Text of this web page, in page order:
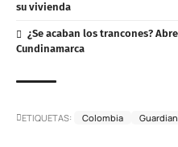
su vivienda
¿Se acaban los trancones?
Cundinamarca
ETIQUETAS: Colombia